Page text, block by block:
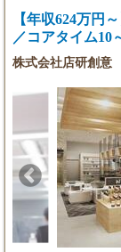
フィスを
事業のた
【年収624万円
／コアタイム10
株式会社店研創意